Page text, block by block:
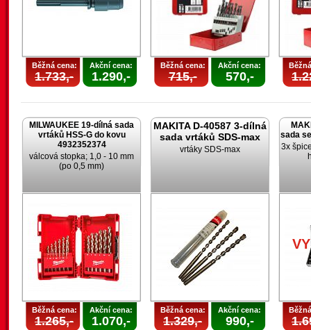
Běžná cena:
1.733,-
Akční cena:
1.290,-
Běžná cena:
715,-
Akční cena:
570,-
MILWAUKEE 19-dílná sada
vrtáků HSS-G do kovu
4932352374
válcová stopka; 1,0 - 10 mm
(po 0,5 mm)
Běžná cena:
1.265,-
Akční cena:
1.070,-
MAKITA D-40587 3-dílná
sada vrtáků SDS-max
vrtáky SDS-max
Běžná cena:
1.329,-
Akční cena:
990,-
sada
3x